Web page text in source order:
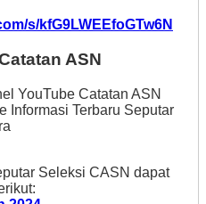
s/kfG9LWEEfoGTw6N
ASN
YouTube Catatan ASN
Informasi Terbaru Seputar
Seleksi CASN dapat